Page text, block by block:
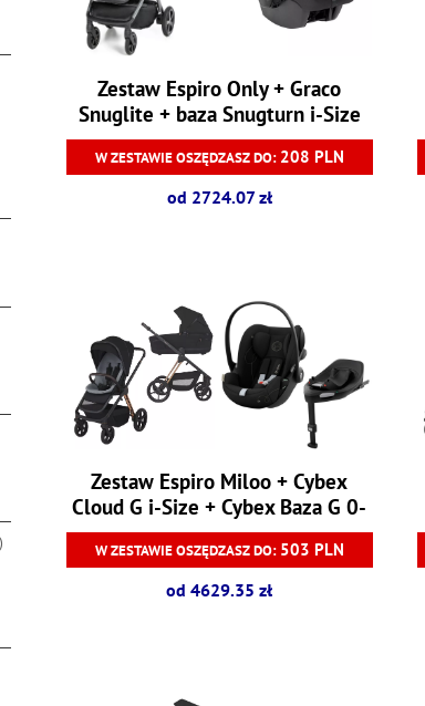
Zestaw Espiro Only + Graco
Snuglite + baza Snugturn i-Size
0-13 kg
W ZESTAWIE OSZĘDZASZ DO: 208 PLN
od 2724.07 zł
Zestaw Espiro Miloo + Cybex
Cloud G i-Size + Cybex Baza G 0-
13 kg
W ZESTAWIE OSZĘDZASZ DO: 503 PLN
od 4629.35 zł